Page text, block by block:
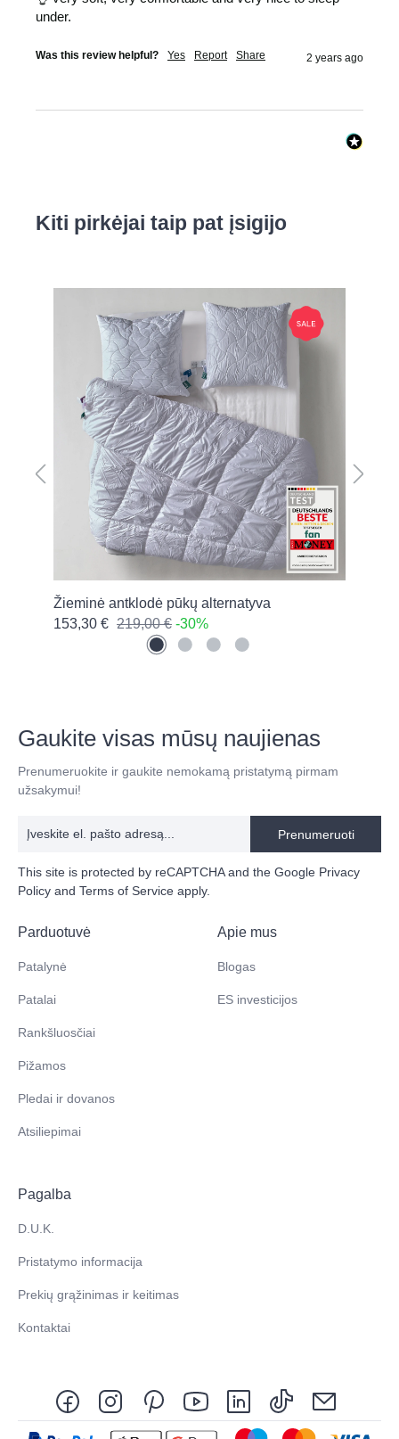
under.
Was this review helpful? Yes Report Share 2 years ago
Kiti pirkėjai taip pat įsigijo
Žieminė antklodė pūkų alternatyva
153,30 € 219,00 € -30%
Parduotuvė
Patalynė
Patalai
Rankšluosčiai
Pižamos
Pledai ir dovanos
Atsiliepimai
Apie mus
Blogas
ES investicijos
Pagalba
D.U.K.
Pristatymo informacija
Prekių grąžinimas ir keitimas
Kontaktai
Gaukite visas mūsų naujienas
Prenumeruokite ir gaukite nemokamą pristatymą pirmam
užsakymui!
Prenumeruoti
This site is protected by reCAPTCHA and the Google Privacy
Policy and Terms of Service apply.